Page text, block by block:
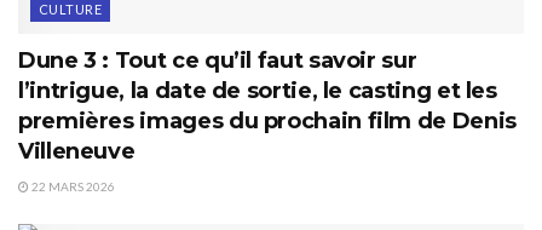
CULTURE
Dune 3 : Tout ce qu’il faut savoir sur
l’intrigue, la date de sortie, le casting et les
premières images du prochain film de Denis
Villeneuve
22 MARS 2026